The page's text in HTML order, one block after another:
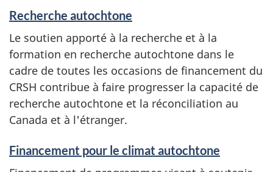
Recherche autochtone
Le soutien apporté à la recherche et à la
formation en recherche autochtone dans le
cadre de toutes les occasions de financement du
CRSH contribue à faire progresser la capacité de
recherche autochtone et la réconciliation au
Canada et à l'étranger.
Financement pour le climat autochtone